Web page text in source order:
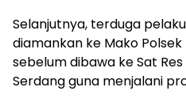
Selanjutnya, terduga
diamankan ke Mako
sebelum dibawa ke Sat
Serdang guna menjalani